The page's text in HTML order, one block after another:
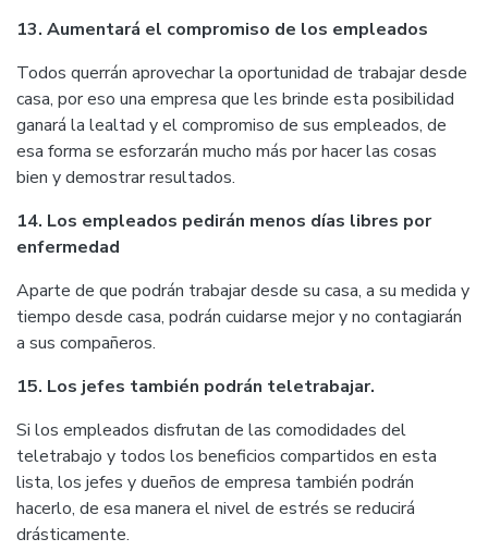
13. Aumentará el compromiso de los empleados
Todos querrán aprovechar la oportunidad de trabajar desde
casa, por eso una empresa que les brinde esta posibilidad
ganará la lealtad y el compromiso de sus empleados, de
esa forma se esforzarán mucho más por hacer las cosas
bien y demostrar resultados.
14. Los empleados pedirán menos días libres por
enfermedad
Aparte de que podrán trabajar desde su casa, a su medida y
tiempo desde casa, podrán cuidarse mejor y no contagiarán
a sus compañeros.
15. Los jefes también podrán teletrabajar.
Si los empleados disfrutan de las comodidades del
teletrabajo y todos los beneficios compartidos en esta
lista, los jefes y dueños de empresa también podrán
hacerlo, de esa manera el nivel de estrés se reducirá
drásticamente.